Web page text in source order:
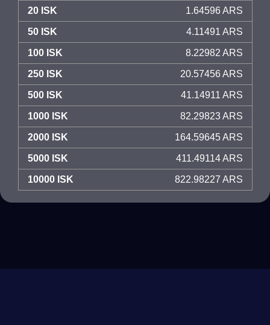
20 ISK 1.64596 ARS
50 ISK 4.11491 ARS
100 ISK 8.22982 ARS
250 ISK 20.57456 ARS
500 ISK 41.14911 ARS
1000 ISK 82.29823 ARS
2000 ISK 164.59645 ARS
5000 ISK 411.49114 ARS
10000 ISK 822.98227 ARS